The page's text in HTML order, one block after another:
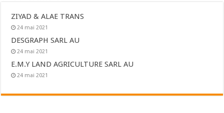
ZIYAD & ALAE TRANS
24 mai 2021
DESGRAPH SARL AU
24 mai 2021
E.M.Y LAND AGRICULTURE SARL AU
24 mai 2021